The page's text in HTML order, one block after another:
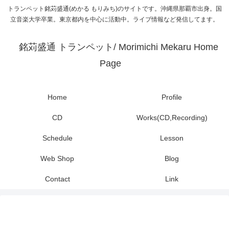
トランペット銘苅盛通(めかる もりみち)のサイトです。沖縄県那覇市出身。国
立音楽大学卒業。東京都内を中心に活動中。ライブ情報など発信してます。
銘苅盛通 トランペット/ Morimichi Mekaru Home
Page
Home Profile
CD Works(CD,Recording)
Schedule Lesson
Web Shop Blog
Contact Link